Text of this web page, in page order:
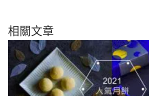
相關文章